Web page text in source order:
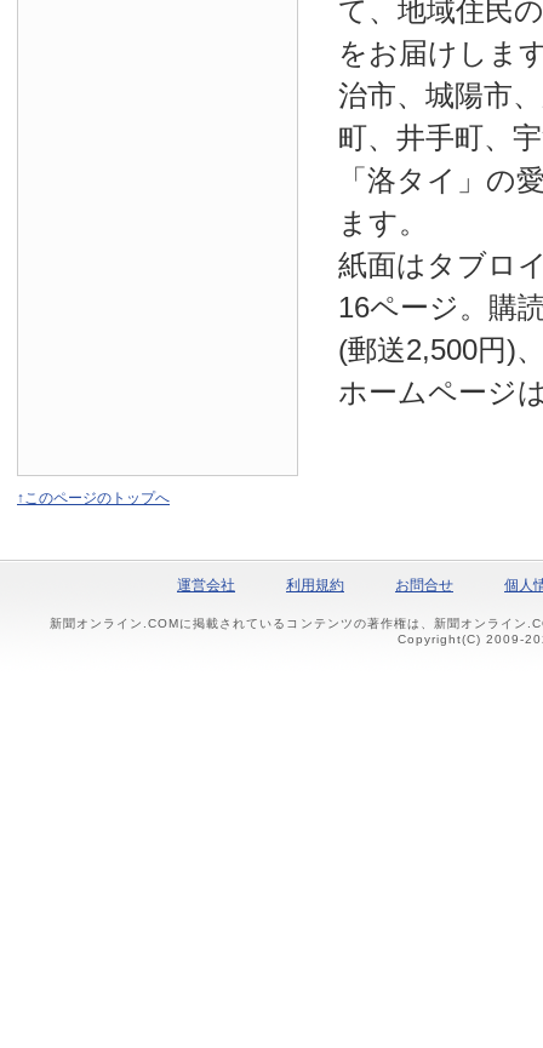
て、地域住民
をお届けしま
治市、城陽市
町、井手町、
「洛タイ」の
ます。
紙面はタブロ
16ページ。購
(郵送2,500円)
ホームページ
↑このページのトップへ
運営会社 利用規約 お問合せ 個人
新聞オンライン.COMに掲載されているコンテンツの著作権は、新聞オンライン
Copyright(C) 2009-